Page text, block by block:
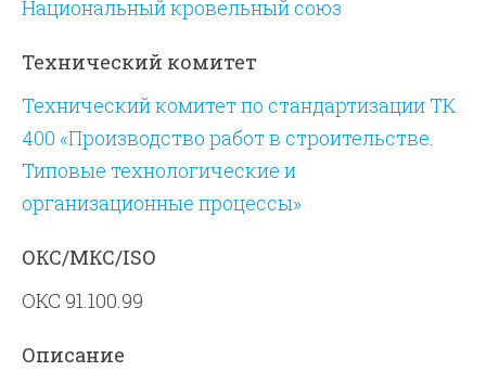
Национальный кровельный союз
Технический комитет
Технический комитет по стандартизации ТК
400 «Производство работ в строительстве.
Типовые технологические и
организационные процессы»
ОКС/МКС/ISO
ОКС 91.100.99
Описание